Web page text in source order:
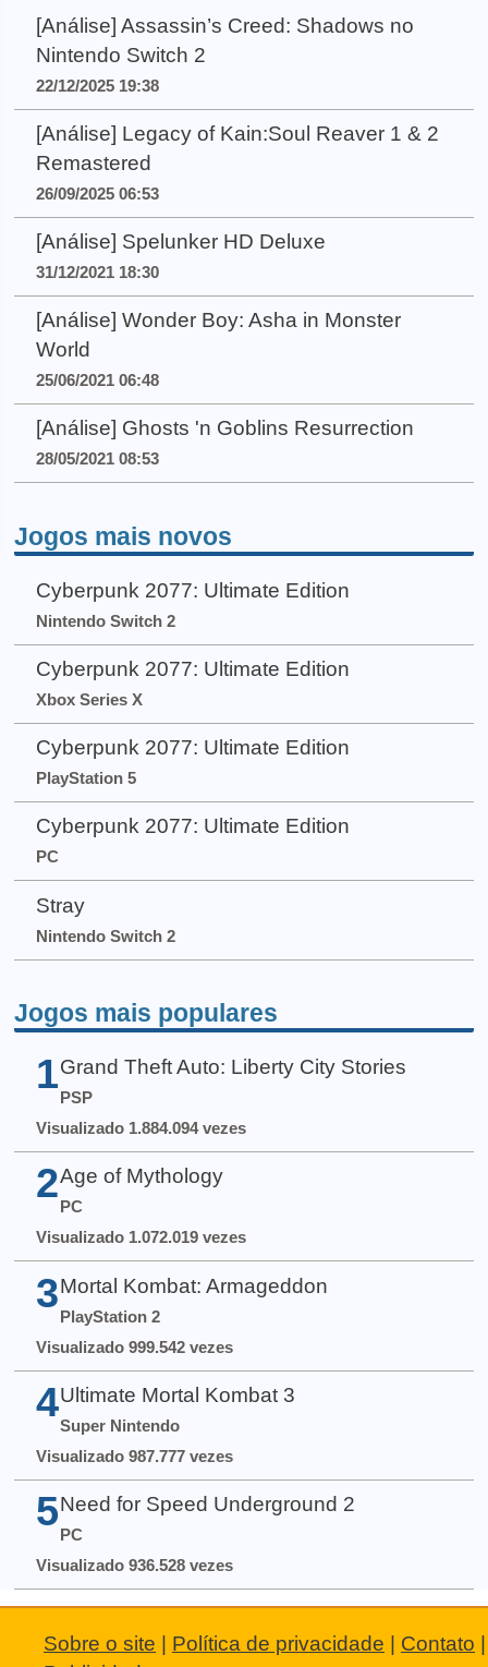
[Análise] Assassin’s Creed: Shadows no
Nintendo Switch 2
22/12/2025 19:38
[Análise] Legacy of Kain:Soul Reaver 1 & 2
Remastered
26/09/2025 06:53
[Análise] Spelunker HD Deluxe
31/12/2021 18:30
[Análise] Wonder Boy: Asha in Monster
World
25/06/2021 06:48
[Análise] Ghosts 'n Goblins Resurrection
28/05/2021 08:53
Jogos mais novos
Cyberpunk 2077: Ultimate Edition
Nintendo Switch 2
Cyberpunk 2077: Ultimate Edition
Xbox Series X
Cyberpunk 2077: Ultimate Edition
PlayStation 5
Cyberpunk 2077: Ultimate Edition
PC
Stray
Nintendo Switch 2
Jogos mais populares
1 Grand Theft Auto: Liberty City Stories
PSP
Visualizado 1.884.094 vezes
2 Age of Mythology
PC
Visualizado 1.072.019 vezes
3 Mortal Kombat: Armageddon
PlayStation 2
Visualizado 999.542 vezes
4 Ultimate Mortal Kombat 3
Super Nintendo
Visualizado 987.777 vezes
5 Need for Speed Underground 2
PC
Visualizado 936.528 vezes
Sobre o site Política de privacidade Contato